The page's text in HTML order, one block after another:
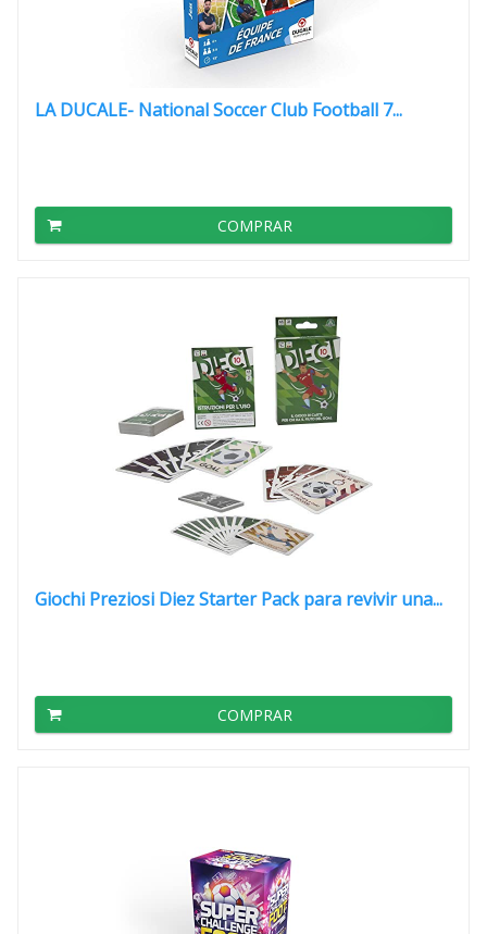
LA DUCALE- National Soccer Club Football 7...
COMPRAR
Giochi Preziosi Diez Starter Pack para revivir una...
COMPRAR